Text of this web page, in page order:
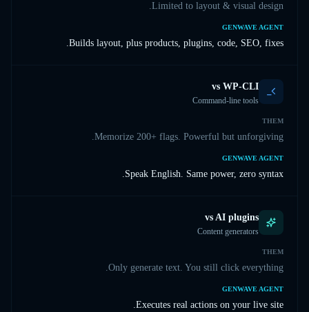
Limited to layout & visual design.
GENWAVE AGENT
Builds layout, plus products, plugins, code, SEO, fixes.
vs WP-CLI
Command-line tools
THEM
Memorize 200+ flags. Powerful but unforgiving.
GENWAVE AGENT
Speak English. Same power, zero syntax.
vs AI plugins
Content generators
THEM
Only generate text. You still click everything.
GENWAVE AGENT
Executes real actions on your live site.